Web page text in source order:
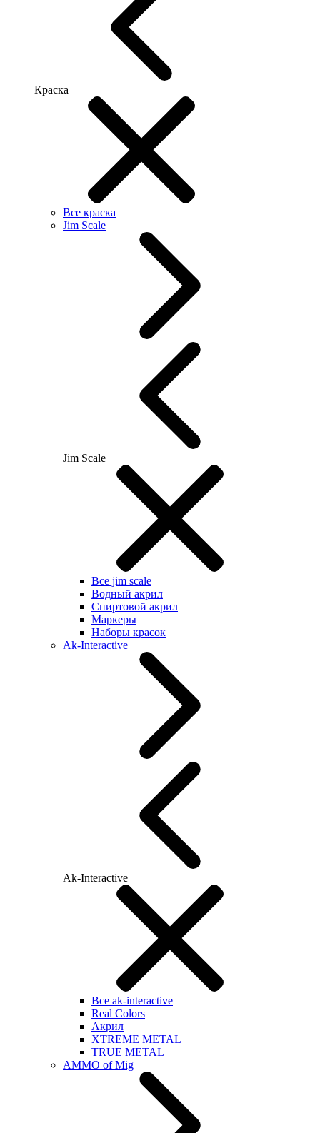
Краска
Все краска
Jim Scale
Jim Scale
Все jim scale
Водный акрил
Спиртовой акрил
Маркеры
Наборы красок
Ak-Interactive
Ak-Interactive
Все ak-interactive
Real Colors
Акрил
XTREME METAL
TRUE METAL
AMMO of Mig